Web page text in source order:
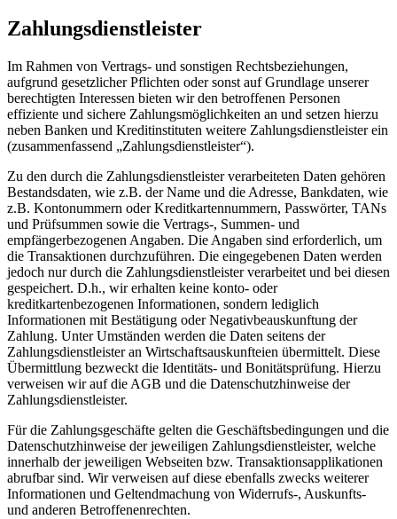
Zahlungsdienstleister
Im Rahmen von Vertrags- und sonstigen Rechtsbeziehungen,
aufgrund gesetzlicher Pflichten oder sonst auf Grundlage unserer
berechtigten Interessen bieten wir den betroffenen Personen
effiziente und sichere Zahlungsmöglichkeiten an und setzen hierzu
neben Banken und Kreditinstituten weitere Zahlungsdienstleister ein
(zusammenfassend „Zahlungsdienstleister“).
Zu den durch die Zahlungsdienstleister verarbeiteten Daten gehören
Bestandsdaten, wie z.B. der Name und die Adresse, Bankdaten, wie
z.B. Kontonummern oder Kreditkartennummern, Passwörter, TANs
und Prüfsummen sowie die Vertrags-, Summen- und
empfängerbezogenen Angaben. Die Angaben sind erforderlich, um
die Transaktionen durchzuführen. Die eingegebenen Daten werden
jedoch nur durch die Zahlungsdienstleister verarbeitet und bei diesen
gespeichert. D.h., wir erhalten keine konto- oder
kreditkartenbezogenen Informationen, sondern lediglich
Informationen mit Bestätigung oder Negativbeauskunftung der
Zahlung. Unter Umständen werden die Daten seitens der
Zahlungsdienstleister an Wirtschaftsauskunfteien übermittelt. Diese
Übermittlung bezweckt die Identitäts- und Bonitätsprüfung. Hierzu
verweisen wir auf die AGB und die Datenschutzhinweise der
Zahlungsdienstleister.
Für die Zahlungsgeschäfte gelten die Geschäftsbedingungen und die
Datenschutzhinweise der jeweiligen Zahlungsdienstleister, welche
innerhalb der jeweiligen Webseiten bzw. Transaktionsapplikationen
abrufbar sind. Wir verweisen auf diese ebenfalls zwecks weiterer
Informationen und Geltendmachung von Widerrufs-, Auskunfts-
und anderen Betroffenenrechten.